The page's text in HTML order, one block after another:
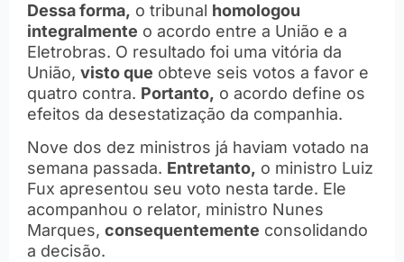
Dessa forma, o tribunal homologou
integralmente o acordo entre a União e a
Eletrobras. O resultado foi uma vitória da
União, visto que obteve seis votos a favor e
quatro contra. Portanto, o acordo define os
efeitos da desestatização da companhia.
Nove dos dez ministros já haviam votado na
semana passada. Entretanto, o ministro Luiz
Fux apresentou seu voto nesta tarde. Ele
acompanhou o relator, ministro Nunes
Marques, consequentemente consolidando
a decisão.